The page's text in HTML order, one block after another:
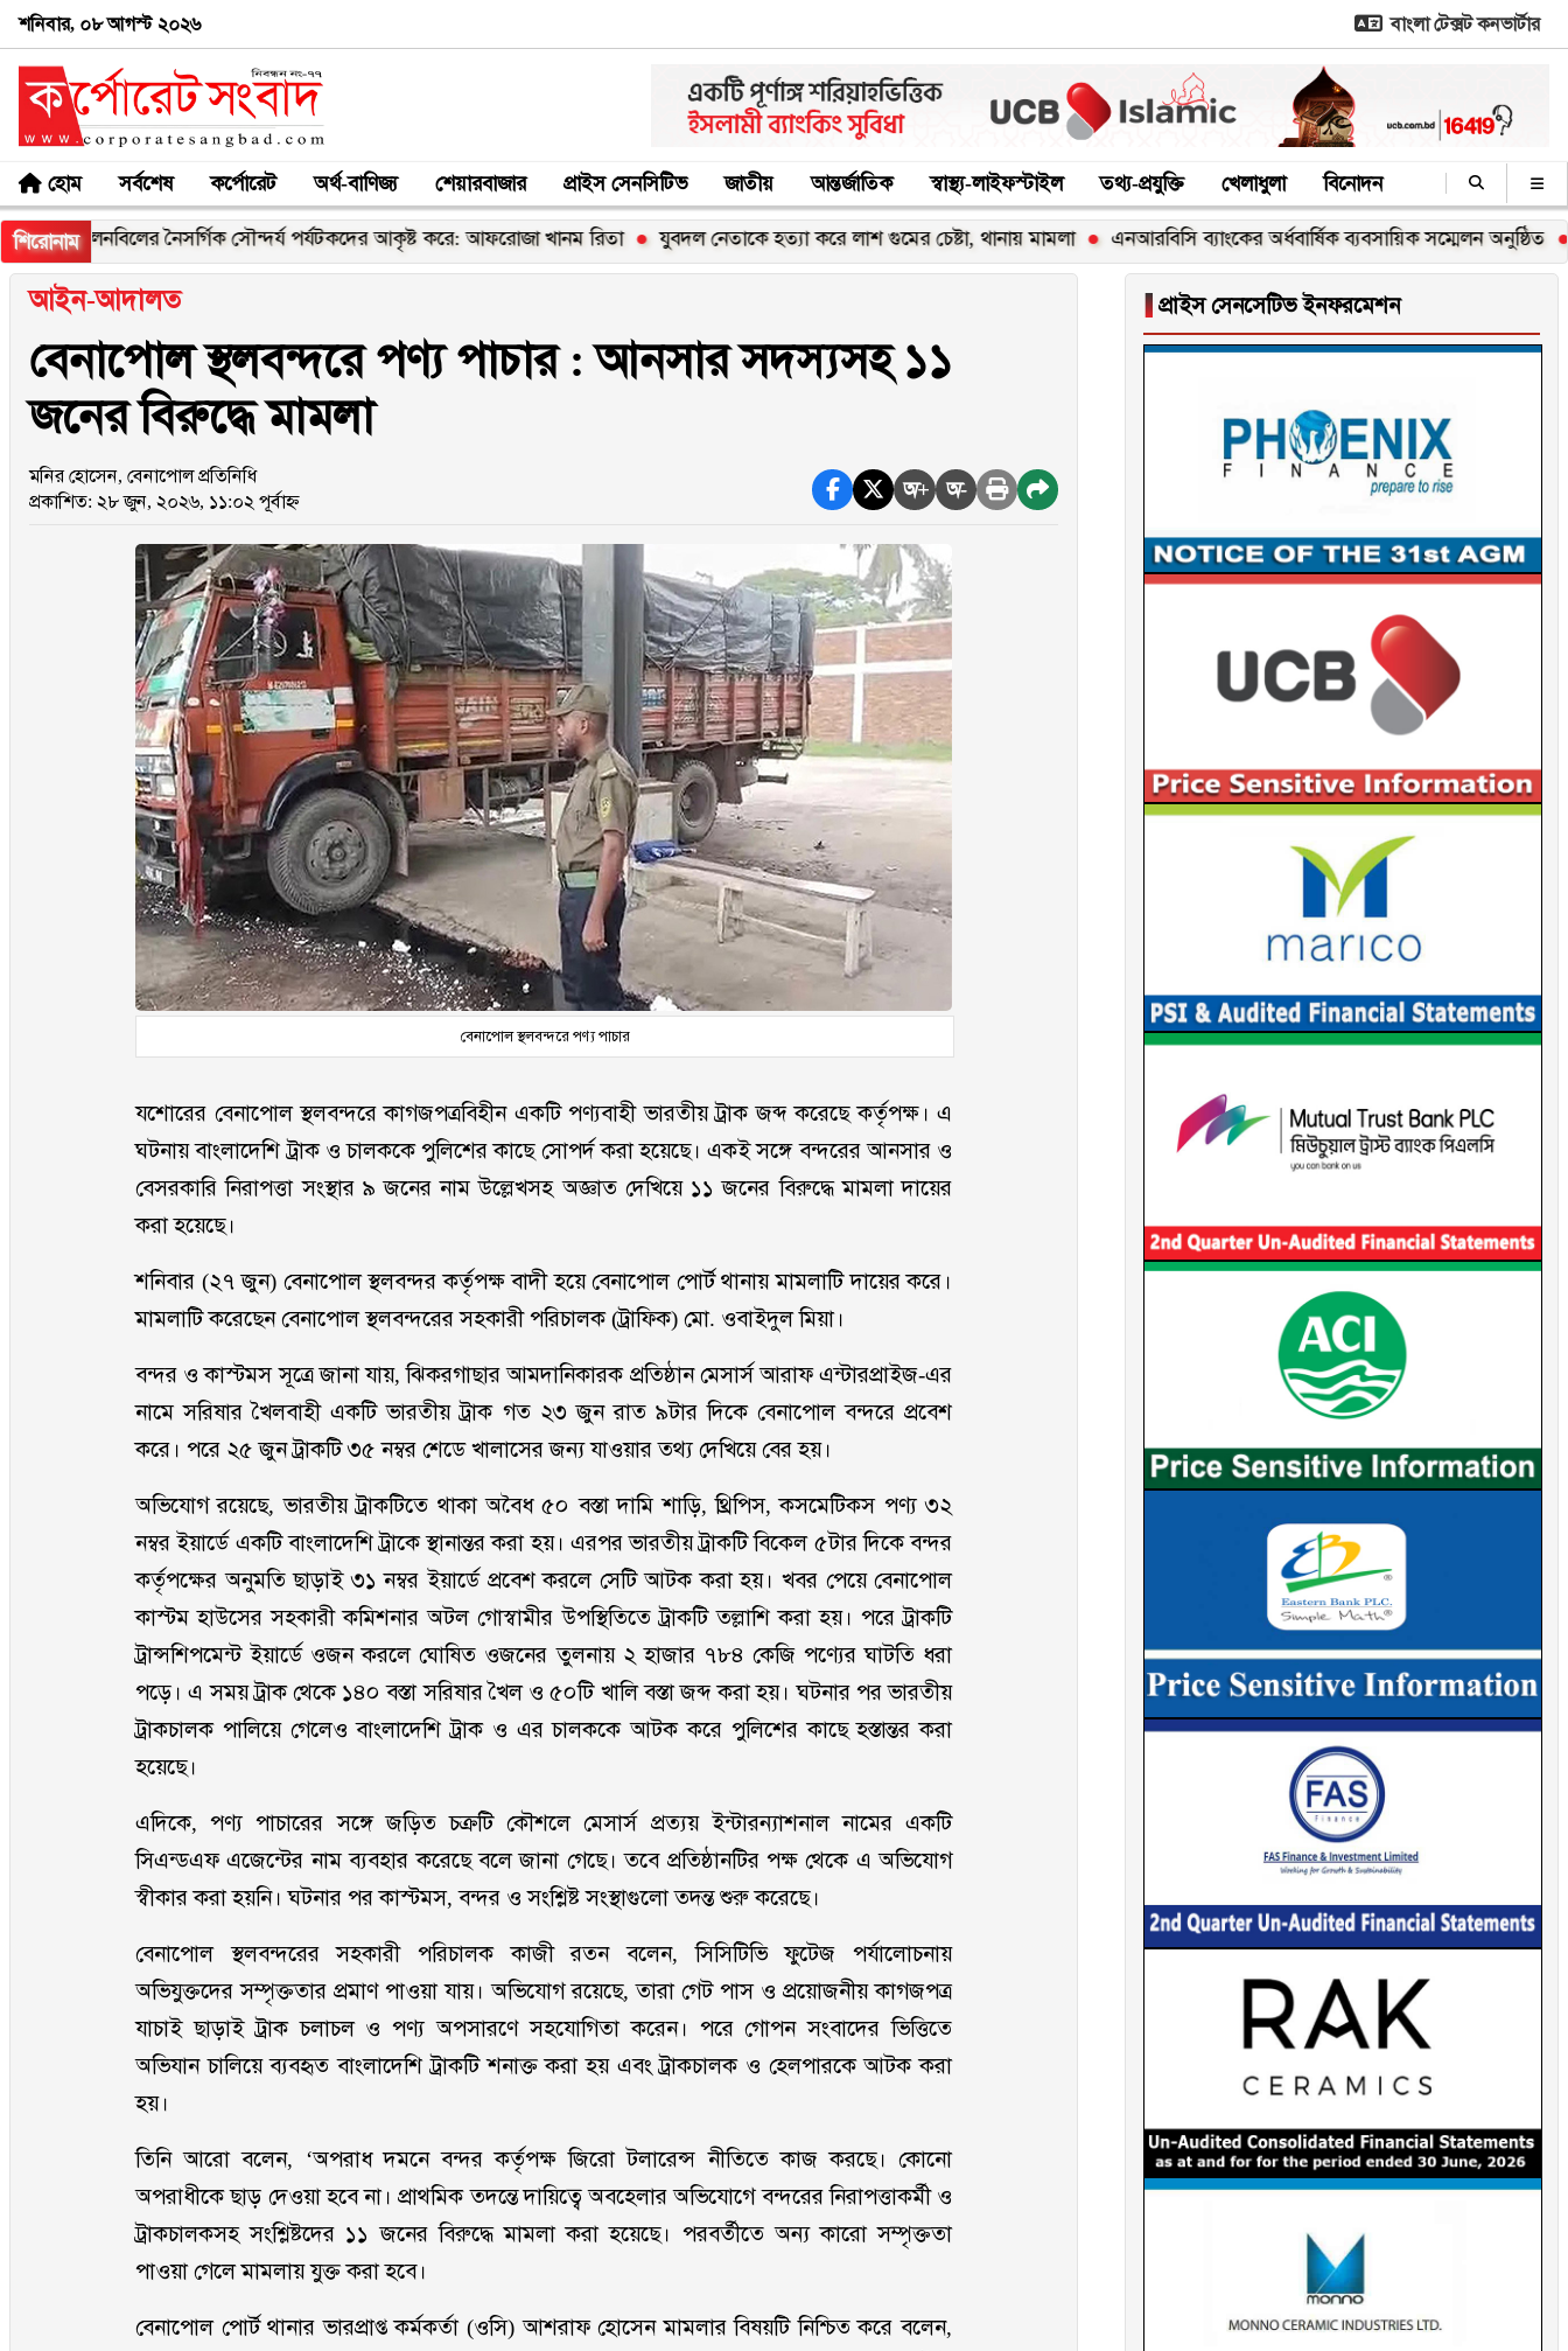
শনিবার, ০৮ আগস্ট ২০২৬ বাংলা টেক্সট কনভার্টার
হোম সর্বশেষ কর্পোরেট অর্থ-বাণিজ্য শেয়ারবাজার প্রাইস সেনসিটিভ জাতীয় আন্তর্জাতিক স্বাস্থ্য-লাইফস্টাইল তথ্য-প্রযুক্তি খেলাধুলা বিনোদন
শিরোনাম
চলনবিলের নৈসর্গিক সৌন্দর্য পর্যটকদের আকৃষ্ট করে: আফরোজা খানম রিতা যুবদল নেতাকে হত্যা করে লাশ গুমের চেষ্টা, থানায় মামলা এনআরবিসি ব্যাংকের অর্ধবার্ষিক ব্যবসায়িক সম্মেলন অনুষ্ঠিত জুলাই
আইন-আদালত
বেনাপোল স্থলবন্দরে পণ্য পাচার : আনসার সদস্যসহ ১১
জনের বিরুদ্ধে মামলা
মনির হোসেন, বেনাপোল প্রতিনিধি
প্রকাশিত: ২৮ জুন, ২০২৬, ১১:০২ পূর্বাহ্ন
অ+ অ-
বেনাপোল স্থলবন্দরে পণ্য পাচার
যশোরের বেনাপোল স্থলবন্দরে কাগজপত্রবিহীন একটি পণ্যবাহী ভারতীয় ট্রাক জব্দ করেছে কর্তৃপক্ষ। এ
ঘটনায় বাংলাদেশি ট্রাক ও চালককে পুলিশের কাছে সোপর্দ করা হয়েছে। একই সঙ্গে বন্দরের আনসার ও
বেসরকারি নিরাপত্তা সংস্থার ৯ জনের নাম উল্লেখসহ অজ্ঞাত দেখিয়ে ১১ জনের বিরুদ্ধে মামলা দায়ের
করা হয়েছে।
শনিবার (২৭ জুন) বেনাপোল স্থলবন্দর কর্তৃপক্ষ বাদী হয়ে বেনাপোল পোর্ট থানায় মামলাটি দায়ের করে।
মামলাটি করেছেন বেনাপোল স্থলবন্দরের সহকারী পরিচালক (ট্রাফিক) মো. ওবাইদুল মিয়া।
বন্দর ও কাস্টমস সূত্রে জানা যায়, ঝিকরগাছার আমদানিকারক প্রতিষ্ঠান মেসার্স আরাফ এন্টারপ্রাইজ-এর
নামে সরিষার খৈলবাহী একটি ভারতীয় ট্রাক গত ২৩ জুন রাত ৯টার দিকে বেনাপোল বন্দরে প্রবেশ
করে। পরে ২৫ জুন ট্রাকটি ৩৫ নম্বর শেডে খালাসের জন্য যাওয়ার তথ্য দেখিয়ে বের হয়।
অভিযোগ রয়েছে, ভারতীয় ট্রাকটিতে থাকা অবৈধ ৫০ বস্তা দামি শাড়ি, থ্রিপিস, কসমেটিকস পণ্য ৩২
নম্বর ইয়ার্ডে একটি বাংলাদেশি ট্রাকে স্থানান্তর করা হয়। এরপর ভারতীয় ট্রাকটি বিকেল ৫টার দিকে বন্দর
কর্তৃপক্ষের অনুমতি ছাড়াই ৩১ নম্বর ইয়ার্ডে প্রবেশ করলে সেটি আটক করা হয়। খবর পেয়ে বেনাপোল
কাস্টম হাউসের সহকারী কমিশনার অটল গোস্বামীর উপস্থিতিতে ট্রাকটি তল্লাশি করা হয়। পরে ট্রাকটি
ট্রান্সশিপমেন্ট ইয়ার্ডে ওজন করলে ঘোষিত ওজনের তুলনায় ২ হাজার ৭৮৪ কেজি পণ্যের ঘাটতি ধরা
পড়ে। এ সময় ট্রাক থেকে ১৪০ বস্তা সরিষার খৈল ও ৫০টি খালি বস্তা জব্দ করা হয়। ঘটনার পর ভারতীয়
ট্রাকচালক পালিয়ে গেলেও বাংলাদেশি ট্রাক ও এর চালককে আটক করে পুলিশের কাছে হস্তান্তর করা
হয়েছে।
এদিকে, পণ্য পাচারের সঙ্গে জড়িত চক্রটি কৌশলে মেসার্স প্রত্যয় ইন্টারন্যাশনাল নামের একটি
সিএন্ডএফ এজেন্টের নাম ব্যবহার করেছে বলে জানা গেছে। তবে প্রতিষ্ঠানটির পক্ষ থেকে এ অভিযোগ
স্বীকার করা হয়নি। ঘটনার পর কাস্টমস, বন্দর ও সংশ্লিষ্ট সংস্থাগুলো তদন্ত শুরু করেছে।
বেনাপোল স্থলবন্দরের সহকারী পরিচালক কাজী রতন বলেন, সিসিটিভি ফুটেজ পর্যালোচনায়
অভিযুক্তদের সম্পৃক্ততার প্রমাণ পাওয়া যায়। অভিযোগ রয়েছে, তারা গেট পাস ও প্রয়োজনীয় কাগজপত্র
যাচাই ছাড়াই ট্রাক চলাচল ও পণ্য অপসারণে সহযোগিতা করেন। পরে গোপন সংবাদের ভিত্তিতে
অভিযান চালিয়ে ব্যবহৃত বাংলাদেশি ট্রাকটি শনাক্ত করা হয় এবং ট্রাকচালক ও হেলপারকে আটক করা
হয়।
তিনি আরো বলেন, ‘অপরাধ দমনে বন্দর কর্তৃপক্ষ জিরো টলারেন্স নীতিতে কাজ করছে। কোনো
অপরাধীকে ছাড় দেওয়া হবে না। প্রাথমিক তদন্তে দায়িত্বে অবহেলার অভিযোগে বন্দরের নিরাপত্তাকর্মী ও
ট্রাকচালকসহ সংশ্লিষ্টদের ১১ জনের বিরুদ্ধে মামলা করা হয়েছে। পরবর্তীতে অন্য কারো সম্পৃক্ততা
পাওয়া গেলে মামলায় যুক্ত করা হবে।
বেনাপোল পোর্ট থানার ভারপ্রাপ্ত কর্মকর্তা (ওসি) আশরাফ হোসেন মামলার বিষয়টি নিশ্চিত করে বলেন,
▐ প্রাইস সেনসেটিভ ইনফরমেশন